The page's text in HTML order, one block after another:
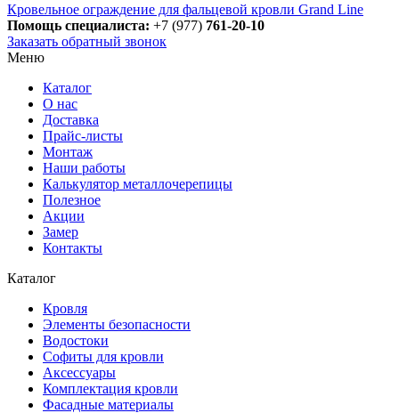
Кровельное ограждение для фальцевой кровли Grand Line
Помощь специалиста: +7 (977) 761-20-10
Заказать обратный звонок
Меню
Каталог
О нас
Доставка
Прайс-листы
Монтаж
Наши работы
Калькулятор металлочерепицы
Полезное
Акции
Замер
Контакты
Каталог
Кровля
Элементы безопасности
Водостоки
Софиты для кровли
Аксессуары
Комплектация кровли
Фасадные материалы